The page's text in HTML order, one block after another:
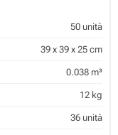
50 unità
39 x 39 x 25 cm
0.038 m³
12 kg
36 unità